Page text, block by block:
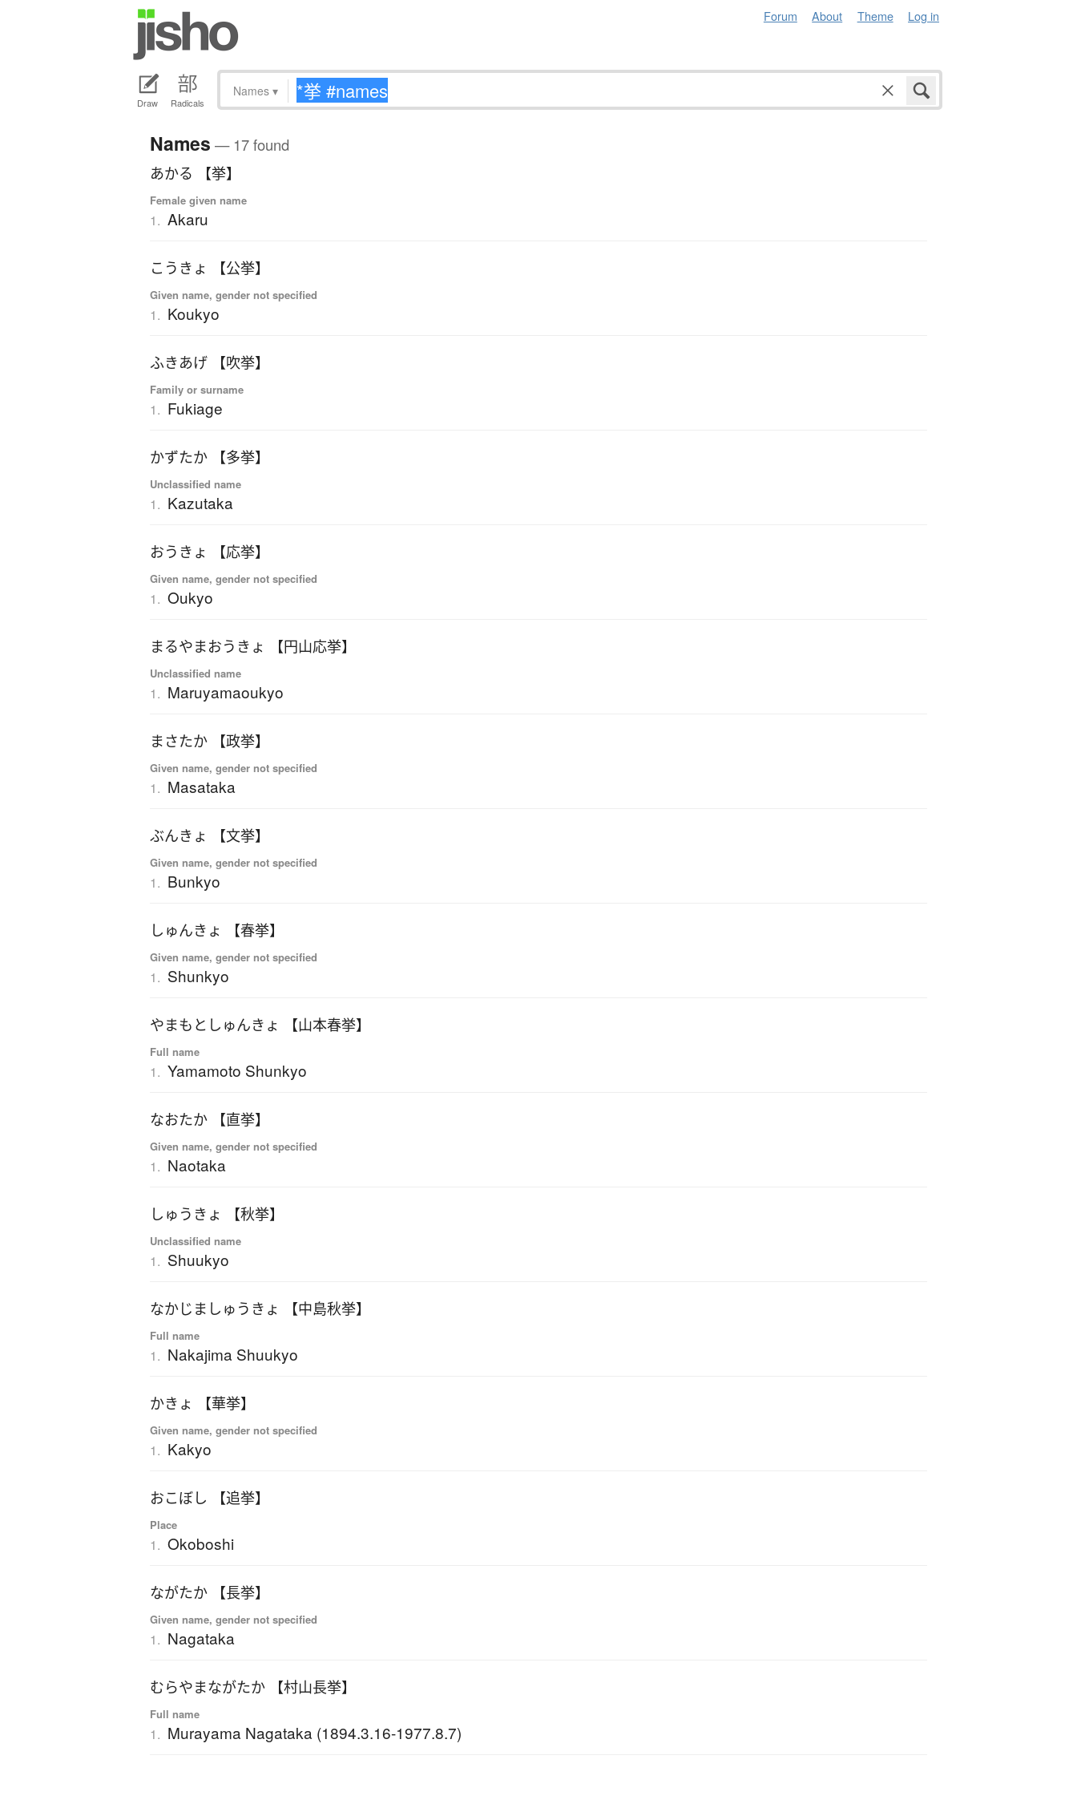
Forum About Theme Log in
Draw Radicals
Names ▾
Names — 17 found
あかる 【挙】
Female given name
1. Akaru
こうきょ 【公挙】
Given name, gender not specified
1. Koukyo
ふきあげ 【吹挙】
Family or surname
1. Fukiage
かずたか 【多挙】
Unclassified name
1. Kazutaka
おうきょ 【応挙】
Given name, gender not specified
1. Oukyo
まるやまおうきょ 【円山応挙】
Unclassified name
1. Maruyamaoukyo
まさたか 【政挙】
Given name, gender not specified
1. Masataka
ぶんきょ 【文挙】
Given name, gender not specified
1. Bunkyo
しゅんきょ 【春挙】
Given name, gender not specified
1. Shunkyo
やまもとしゅんきょ 【山本春挙】
Full name
1. Yamamoto Shunkyo
なおたか 【直挙】
Given name, gender not specified
1. Naotaka
しゅうきょ 【秋挙】
Unclassified name
1. Shuukyo
なかじましゅうきょ 【中島秋挙】
Full name
1. Nakajima Shuukyo
かきょ 【華挙】
Given name, gender not specified
1. Kakyo
おこぼし 【追挙】
Place
1. Okoboshi
ながたか 【長挙】
Given name, gender not specified
1. Nagataka
むらやまながたか 【村山長挙】
Full name
1. Murayama Nagataka (1894.3.16-1977.8.7)